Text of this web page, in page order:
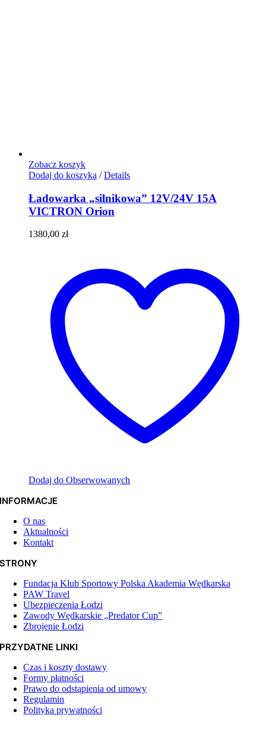
Zobacz koszyk
Dodaj do koszyka / Details
Ładowarka „silnikowa” 12V/24V 15A
VICTRON Orion
1380,00 zł
Dodaj do Obserwowanych
INFORMACJE
O nas
Aktualności
Kontakt
STRONY
Fundacja Klub Sportowy Polska Akademia Wędkarska
PAW Travel
Ubezpieczenia Łodzi
Zawody Wędkarskie „Predator Cup”
Zbrojenie Łodzi
PRZYDATNE LINKI
Czas i koszty dostawy
Formy płatności
Prawo do odstąpienia od umowy
Regulamin
Polityka prywatności